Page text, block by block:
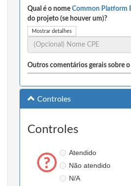
Qual é o nome Common Platform
do projeto (se houver um)?
Mostrar detalhes
Outros comentários gerais sobre
Controles
Controles
Atendido
Não atendido
N/A